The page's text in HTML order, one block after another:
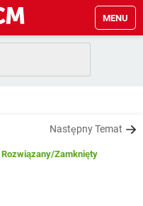
MENU
Następny Temat
Rozwiązany/Zamknięty